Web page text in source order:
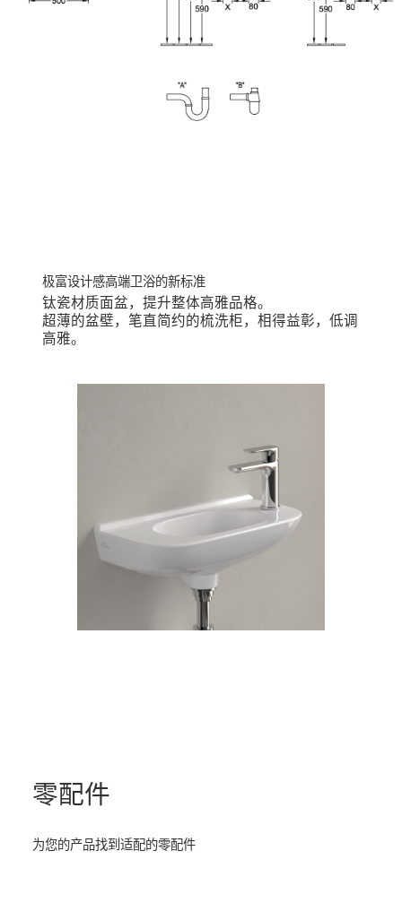
钛瓷材质面盆，提升整体高雅品格。
超薄的盆壁，笔直简约的梳洗柜，相得益彰，低调
高雅。
零配件
为您的产品找到适配的零配件